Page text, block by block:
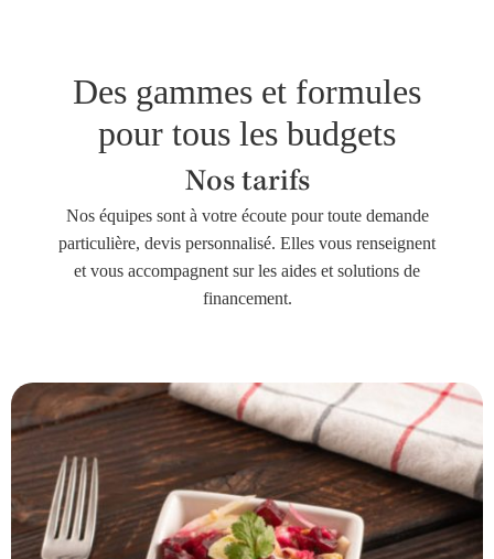
Des gammes et formules
pour tous les budgets
Nos tarifs
Nos équipes sont à votre écoute pour toute demande
particulière, devis personnalisé. Elles vous renseignent
et vous accompagnent sur les aides et solutions de
financement.